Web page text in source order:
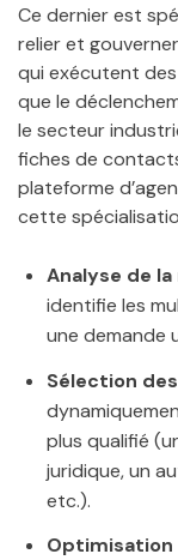
Ce dernier est
relier et
qui exécutent
que le
le secteur
fiches de
plateforme
cette
Analyse de
identifie les
une demande
Sélection
plus qualifié
juridique, un
etc.).
Optimisation